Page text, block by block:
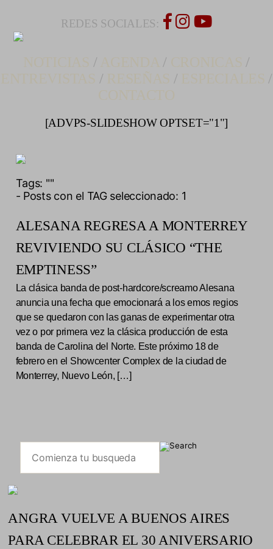
REDES SOCIALES:
/ /
/
/ /
/
[ADVPS-SLIDESHOW OPTSET="1"]
Tags: ""
- Posts con el TAG seleccionado: 1
ALESANA REGRESA A MONTERREY
REVIVIENDO SU CLÁSICO “THE
EMPTINESS”
La clásica banda de post-hardcore/screamo Alesana
anuncia una fecha que emocionará a los emos regios
que se quedaron con las ganas de experimentar otra
vez o por primera vez la clásica producción de esta
banda de Carolina del Norte. Este próximo 18 de
febrero en el Showcenter Complex de la ciudad de
Monterrey, Nuevo León, […]
ANGRA VUELVE A BUENOS AIRES
PARA CELEBRAR EL 30 ANIVERSARIO